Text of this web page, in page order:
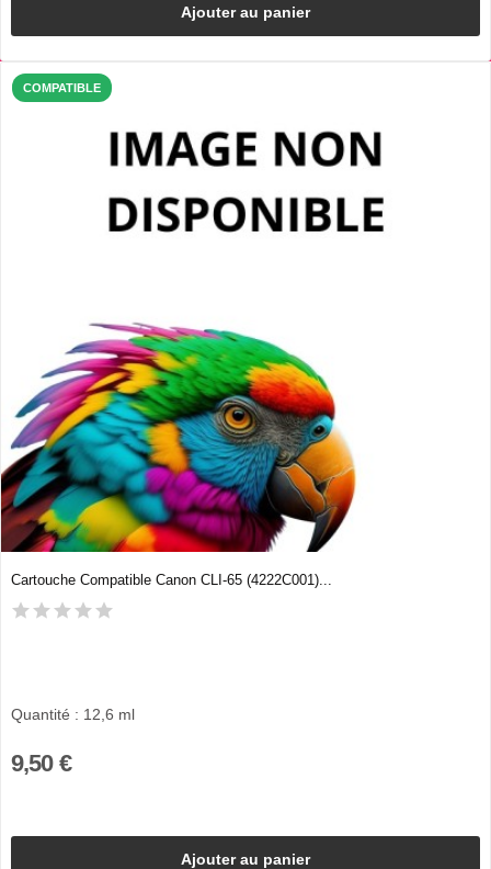
Ajouter au panier
COMPATIBLE
Cartouche Compatible Canon CLI-65 (4222C001)...
Quantité : 12,6 ml
9,50 €
Ajouter au panier